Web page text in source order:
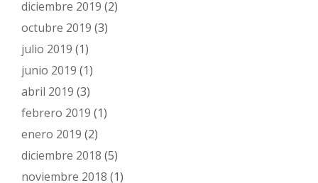
diciembre 2019 (2)
octubre 2019 (3)
julio 2019 (1)
junio 2019 (1)
abril 2019 (3)
febrero 2019 (1)
enero 2019 (2)
diciembre 2018 (5)
noviembre 2018 (1)